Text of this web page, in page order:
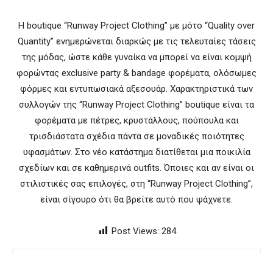
Η boutique “Runway Project Clothing” με μότο “Quality over
Quantity” ενημερώνεται διαρκώς με τις τελευταίες τάσεις
της μόδας, ώστε κάθε γυναίκα να μπορεί να είναι κομψή
φορώντας exclusive party & bandage φορέματα, ολόσωμες
φόρμες και εντυπωσιακά αξεσουάρ. Χαρακτηριστικά των
συλλογών της “Runway Project Clothing” boutique είναι τα
φορέματα με πέτρες, κρυστάλλους, πούπουλα και
τρισδιάστατα σχέδια πάντα σε μοναδικές ποιότητες
υφασμάτων. Στο νέο κατάστημα διατίθεται μια ποικιλία
σχεδίων και σε καθημερινά outfits. Όποιες και αν είναι οι
στιλιστικές σας επιλογές, στη “Runway Project Clothing”,
είναι σίγουρο ότι θα βρείτε αυτό που ψάχνετε.
Post Views: 284